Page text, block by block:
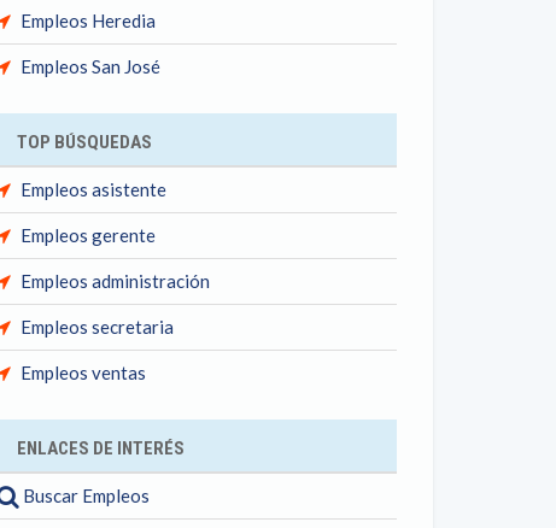
Empleos Heredia
Empleos San José
TOP BÚSQUEDAS
Empleos asistente
Empleos gerente
Empleos administración
Empleos secretaria
Empleos ventas
ENLACES DE INTERÉS
Buscar Empleos